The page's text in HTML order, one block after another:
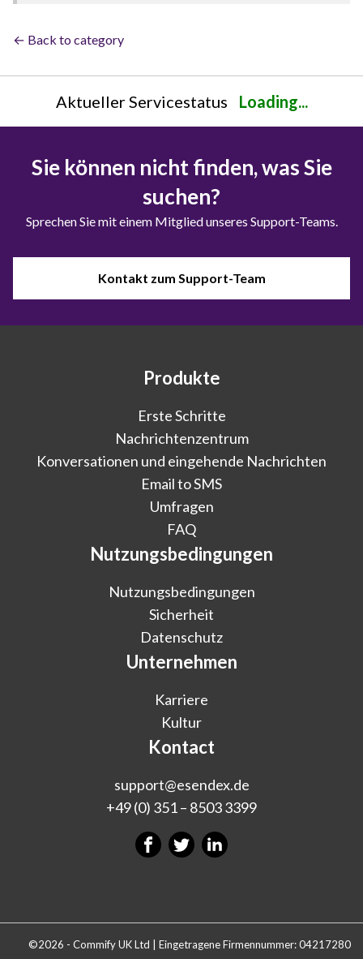
← Back to category
Aktueller Servicestatus Loading...
Sie können nicht finden, was Sie
suchen?
Sprechen Sie mit einem Mitglied unseres Support-Teams.
Kontakt zum Support-Team
Produkte
Erste Schritte
Nachrichtenzentrum
Konversationen und eingehende Nachrichten
Email to SMS
Umfragen
FAQ
Nutzungsbedingungen
Nutzungsbedingungen
Sicherheit
Datenschutz
Unternehmen
Karriere
Kultur
Kontact
support@esendex.de
+49 (0) 351 – 8503 3399
©2026 - Commify UK Ltd | Eingetragene Firmennummer: 04217280